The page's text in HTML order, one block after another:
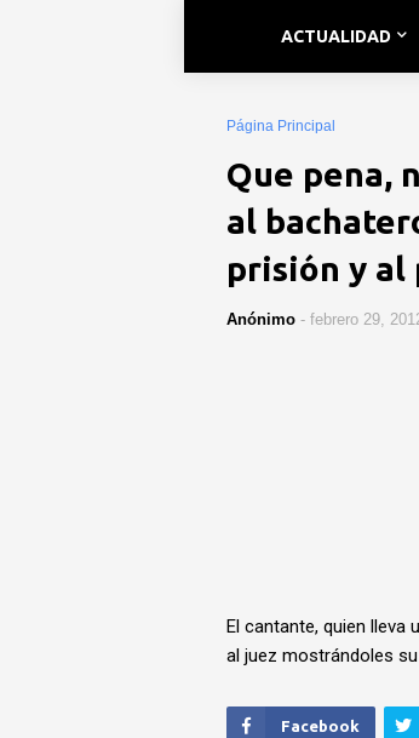
ACTUALIDAD
Página Principal
Que pena,
al
prisión y al
Anónimo - febrero 29,
El cantante, quien lleva
al juez mostrándoles
Facebook